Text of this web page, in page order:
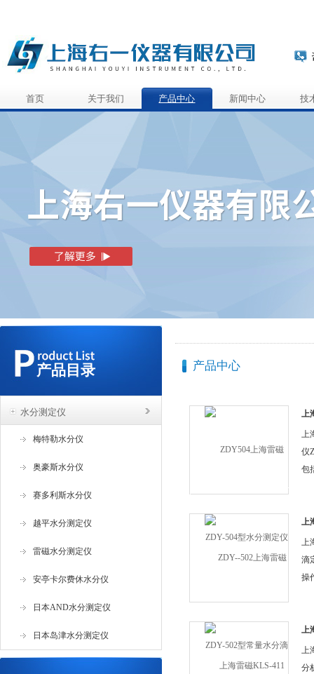
首页 关于我们 产品中心 新闻中心 技
产品目录
水分测定仪
梅特勒水分仪
奥豪斯水分仪
赛多利斯水分仪
越平水分测定仪
雷磁水分测定仪
安亭卡尔费休水分仪
日本AND水分测定仪
日本岛津水分测定仪
产品中心
上
仪
上
仪
包
需
上
滴
上
滴
操
上
上
分